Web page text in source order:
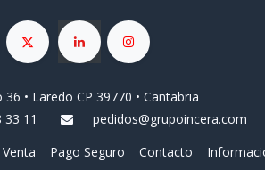
• Laredo CP 39770 • Cantabria
33 11
pedidos@grupoincera.com
Pago Seguro Contacto